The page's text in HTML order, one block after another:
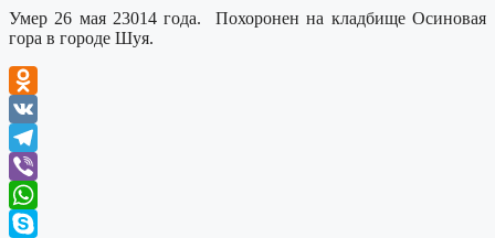
Умер 26 мая 23014 года. Похоронен на кладбище Осиновая
гора в городе Шуя.
Odnoklassniki
VK
Telegram
Viber
WhatsApp